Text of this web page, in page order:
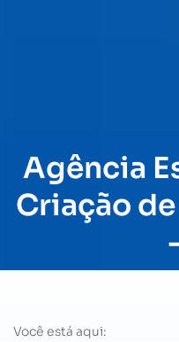
Agência
Criação
Você está aqui: